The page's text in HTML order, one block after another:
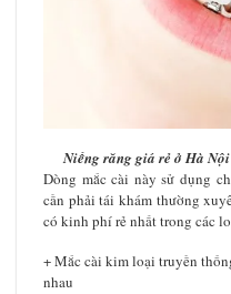
Niềng răng giá rẻ ở Hà
Dòng mắc cài này sử dụng
cần phải tái khám thường
có kinh phí rẻ nhất trong các
+ Mắc cài kim loại truyền
nhau